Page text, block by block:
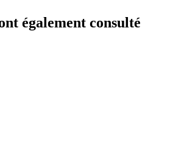
également consulté